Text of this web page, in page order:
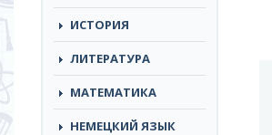
ИСТОРИЯ
ЛИТЕРАТУРА
МАТЕМАТИКА
НЕМЕЦКИЙ ЯЗЫК